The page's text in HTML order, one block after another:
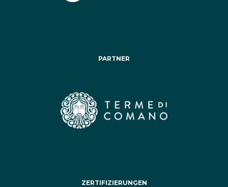
PARTNER
ZERTIFIZIERUNGEN